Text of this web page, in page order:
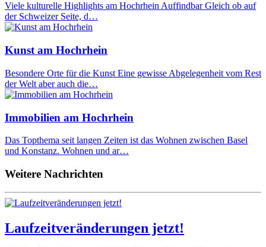
Viele kulturelle Highlights am Hochrhein Auffindbar Gleich ob auf
der Schweizer Seite, d…
Kunst am Hochrhein
Besondere Orte für die Kunst Eine gewisse Abgelegenheit vom Rest
der Welt aber auch die…
Immobilien am Hochrhein
Das Topthema seit langen Zeiten ist das Wohnen zwischen Basel
und Konstanz. Wohnen und ar…
Weitere Nachrichten
Laufzeitveränderungen jetzt!